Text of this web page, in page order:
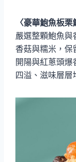
〈豪華鮑魚板栗
嚴選整顆鮑魚與
香菇與糯米，保
開陽與紅蔥頭爆
四溢、滋味層層